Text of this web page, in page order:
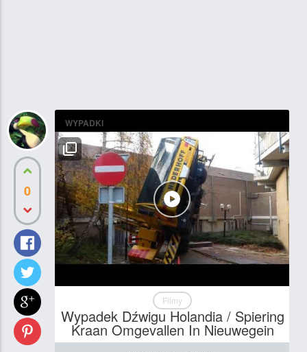
0
WYPADKI
Filmy
Wypadek Dźwigu Holandia / Spiering
Kraan Omgevallen In Nieuwegein